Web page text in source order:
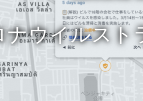
ウイルス